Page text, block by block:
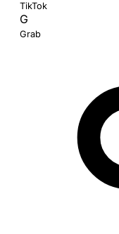
TikTok
G
Grab